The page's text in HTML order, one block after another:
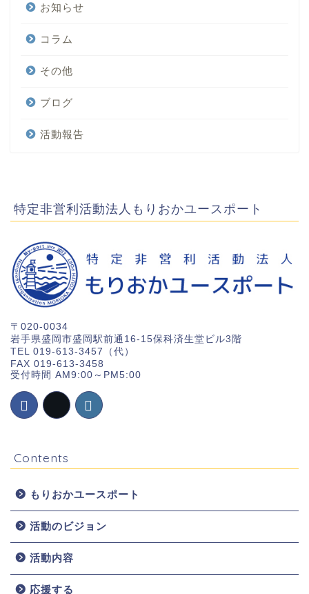
お知らせ
コラム
その他
ブログ
活動報告
特定非営利活動法人もりおかユースポート
〒020-0034
岩手県盛岡市盛岡駅前通16-15保科済生堂ビル3階
TEL 019-613-3457（代）
FAX 019-613-3458
受付時間 AM9:00～PM5:00
Contents
もりおかユースポート
活動のビジョン
活動内容
応援する
ホーム